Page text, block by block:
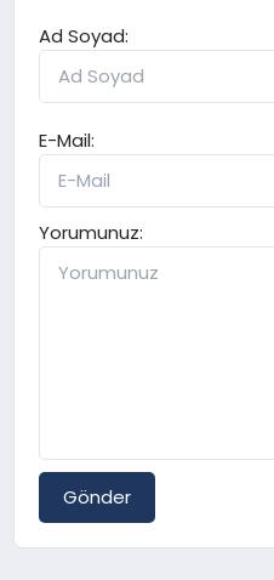
Ad Soyad:
E-Mail:
Yorumunuz:
Gönder